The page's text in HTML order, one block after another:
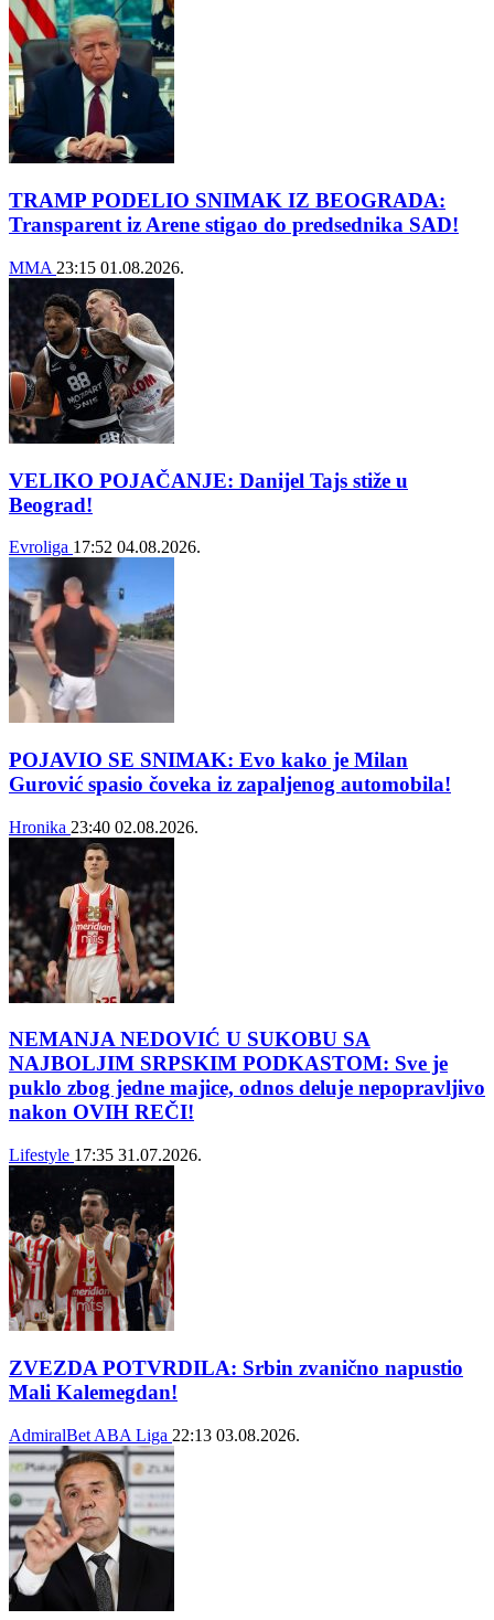
TRAMP PODELIO SNIMAK IZ BEOGRADA:
Transparent iz Arene stigao do predsednika SAD!
MMA 23:15 01.08.2026.
VELIKO POJAČANJE: Danijel Tajs stiže u
Beograd!
Evroliga 17:52 04.08.2026.
POJAVIO SE SNIMAK: Evo kako je Milan
Gurović spasio čoveka iz zapaljenog automobila!
Hronika 23:40 02.08.2026.
NEMANJA NEDOVIĆ U SUKOBU SA
NAJBOLJIM SRPSKIM PODKASTOM: Sve je
puklo zbog jedne majice, odnos deluje nepopravljivo
nakon OVIH REČI!
Lifestyle 17:35 31.07.2026.
ZVEZDA POTVRDILA: Srbin zvanično napustio
Mali Kalemegdan!
AdmiralBet ABA Liga 22:13 03.08.2026.